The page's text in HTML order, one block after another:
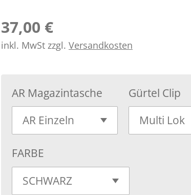
37,00 €
inkl. MwSt zzgl. Versandkosten
AR Magazintasche Gürtel Clip
FARBE